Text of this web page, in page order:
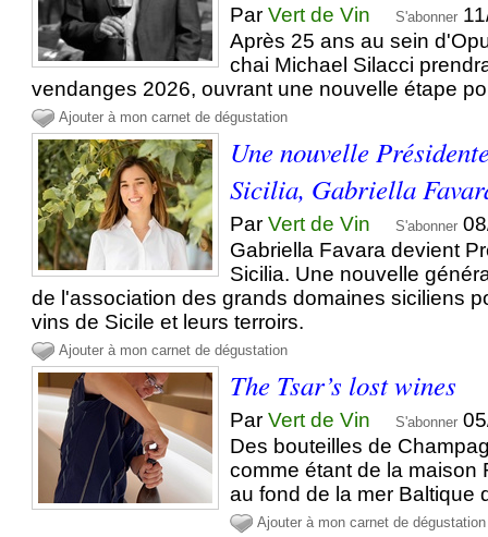
ParVert de Vin S'abonner
Après 25 ans au sein
chai Michael Silacci
vendanges 2026, ouvrant une nouvelle étape
Ajouter à mon carnet de dégustation
Une nouvelle
Sicilia, Gabriella
ParVert de Vin S'abonner
Gabriella Favara devient
Sicilia. Une nouvelle
de l'association des grands domaines siciliens
vins de Sicile et leurs terroirs.
Ajouter à mon carnet de dégustation
The Tsar’s lost wines
ParVert de Vin S'abonner
Des bouteilles de
comme étant de la maison
au fond de la mer Baltique
Ajouter à mon carnet de dégustation